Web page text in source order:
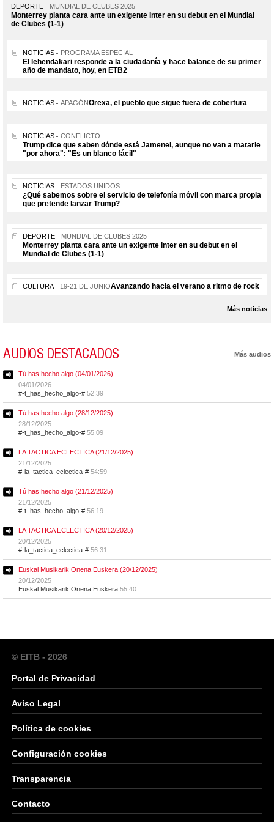
DEPORTE MUNDIAL DE CLUBES 2025
Monterrey planta cara ante un exigente Inter en su debut en el Mundial
de Clubes (1-1)
NOTICIAS PROGRAMA ESPECIAL
El lehendakari responde a la ciudadanía y hace balance de su primer
año de mandato, hoy, en ETB2
NOTICIAS APAGÓNOrexa, el pueblo que sigue fuera de cobertura
NOTICIAS CONFLICTO
Trump dice que saben dónde está Jamenei, aunque no van a matarle
"por ahora": "Es un blanco fácil"
NOTICIAS ESTADOS UNIDOS
¿Qué sabemos sobre el servicio de telefonía móvil con marca propia
que pretende lanzar Trump?
DEPORTE MUNDIAL DE CLUBES 2025
Monterrey planta cara ante un exigente Inter en su debut en el
Mundial de Clubes (1-1)
CULTURA 19-21 DE JUNIOAvanzando hacia el verano a ritmo de rock
Más noticias
AUDIOS DESTACADOS Más audios
Tú has hecho algo (04/01/2026)
04/01/2026
#-t_has_hecho_algo-# 52:39
Tú has hecho algo (28/12/2025)
28/12/2025
#-t_has_hecho_algo-# 55:09
LA TACTICA ECLECTICA (21/12/2025)
21/12/2025
#-la_tactica_eclectica-# 54:59
Tú has hecho algo (21/12/2025)
21/12/2025
#-t_has_hecho_algo-# 56:19
LA TACTICA ECLECTICA (20/12/2025)
20/12/2025
#-la_tactica_eclectica-# 56:31
Euskal Musikarik Onena Euskera (20/12/2025)
20/12/2025
Euskal Musikarik Onena Euskera 55:40
© EITB - 2026
Portal de Privacidad
Aviso Legal
Política de cookies
Configuración cookies
Transparencia
Contacto